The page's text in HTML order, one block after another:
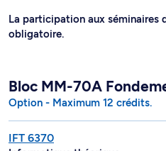
La participation aux séminaires
obligatoire.
Bloc MM-70A
Option - Maximum 12 crédits.
IFT 6370